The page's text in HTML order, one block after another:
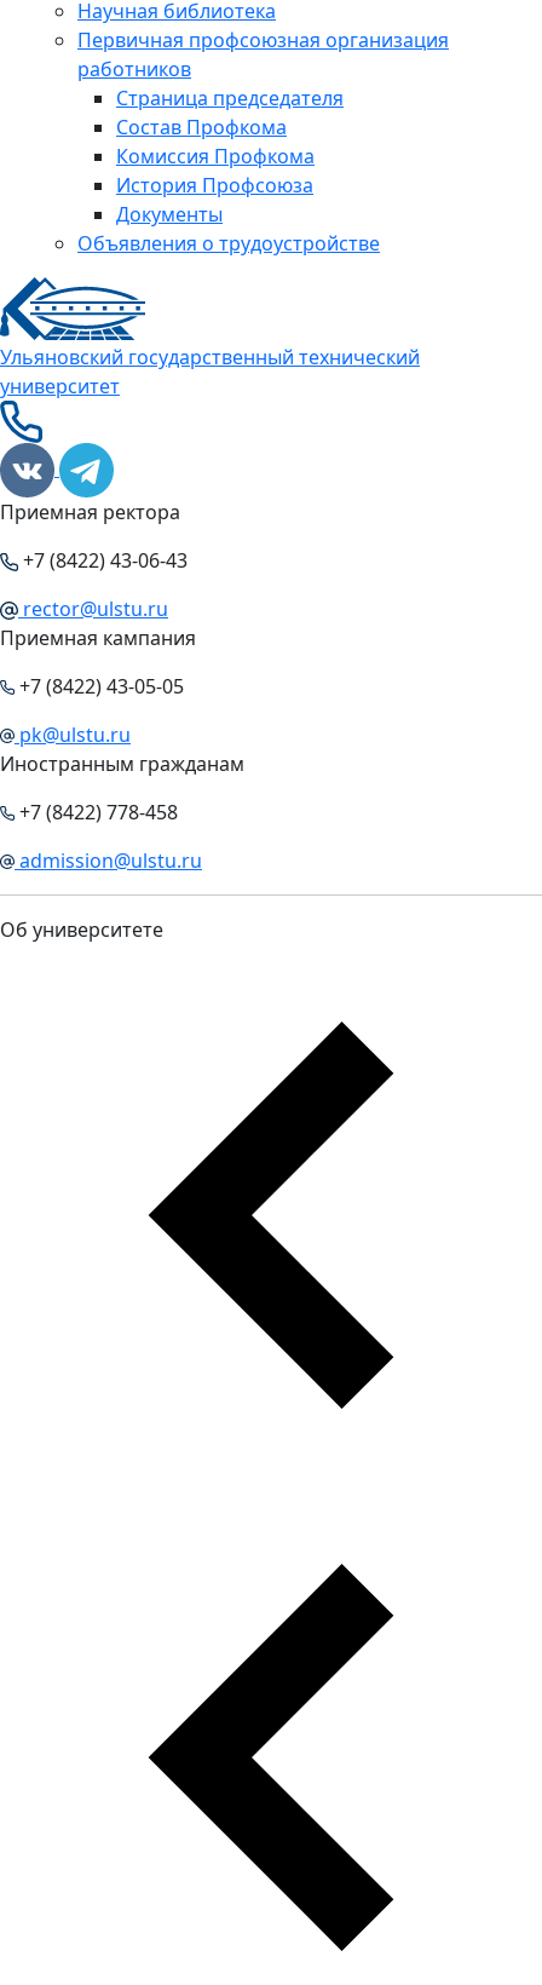
Научная библиотека
Первичная профсоюзная организация
работников
Страница председателя
Состав Профкома
Комиссия Профкома
История Профсоюза
Документы
Объявления о трудоустройстве
Ульяновский государственный технический
университет
Приемная ректора
+7 (8422) 43-06-43
rector@ulstu.ru
Приемная кампания
+7 (8422) 43-05-05
pk@ulstu.ru
Иностранным гражданам
+7 (8422) 778-458
admission@ulstu.ru
Об университете